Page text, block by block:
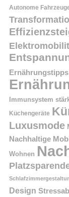
Autonome
Ernährungstipps
Immunsystem
Küchengeräte
Luxusmode
Nachhaltige
Wohnen
Design